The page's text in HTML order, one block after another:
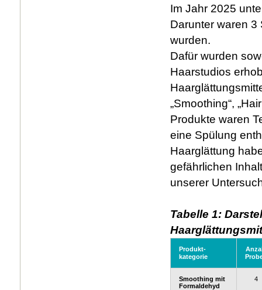
Im Jahr 2025
Darunter waren
wurden.
Dafür wurden
Haarstudios
„Smoothing“,
Produkte waren
eine Spülung
Haarglättung
gefährlichen
unserer
Tabelle 1:
Produkt-
kategorie
Smoothing mit
Formaldehyd
4